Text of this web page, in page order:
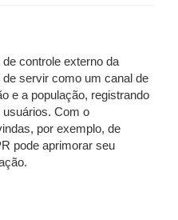
controle externo da
servir como um canal de
e a população, registrando
Com o
por exemplo, de
pode aprimorar seu